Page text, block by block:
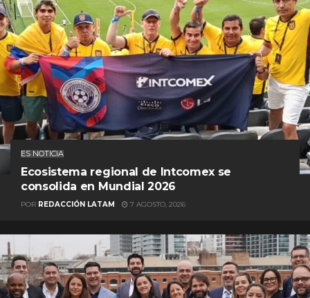
ES NOTICIA
Ecosistema regional de Intcomex se
consolida en Mundial 2026
POR REDACCIÓN LATAM 7 AGOSTO, 2026